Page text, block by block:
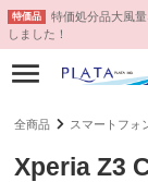
特価品
特価処分品大風
しました！
全商品 スマートフォ
Xperia Z3